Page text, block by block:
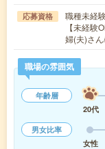
応募資格
職種未経
【未経験
婦(夫)さ
職場の雰囲気
年齢層
20代
男女比率
女性